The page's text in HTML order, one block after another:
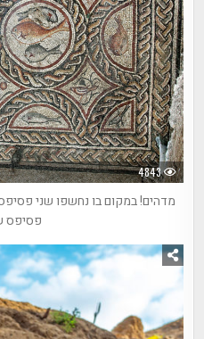
4843
מדהים! במקום בו נחשפו שני
פסיפס